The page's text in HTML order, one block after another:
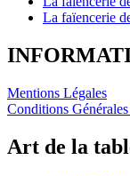
La faïencerie
Mentions Légales
Conditions
Art de la